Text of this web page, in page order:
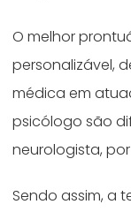
O melhor
personalizável,
médica em
psicólogo são
neurologista,
Sendo assim, a